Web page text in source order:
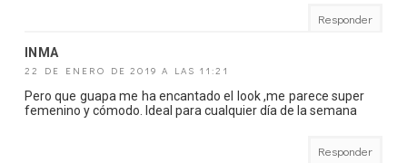
Responder
INMA
22 DE ENERO DE 2019 A LAS 11:21
Pero que guapa me ha encantado el look ,me parece super
femenino y cómodo. Ideal para cualquier día de la semana
Responder